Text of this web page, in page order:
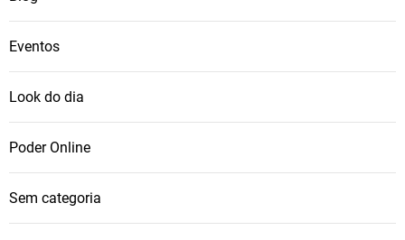
Eventos
Look do dia
Poder Online
Sem categoria